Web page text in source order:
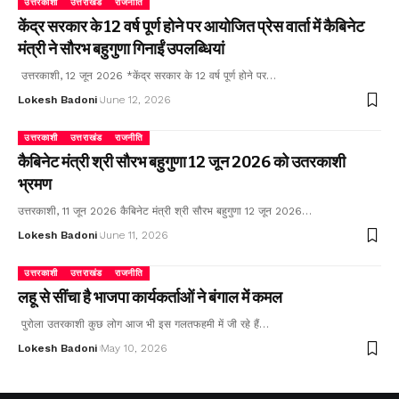
उत्तरकाशी उत्तराखंड राजनीति
केंद्र सरकार के 12 वर्ष पूर्ण होने पर आयोजित प्रेस वार्ता में कैबिनेट
मंत्री ने सौरभ बहुगुणा गिनाईं उपलब्धियां
उत्तरकाशी, 12 जून 2026 *केंद्र सरकार के 12 वर्ष पूर्ण होने पर…
Lokesh Badoni June 12, 2026
उत्तरकाशी उत्तराखंड राजनीति
कैबिनेट मंत्री श्री सौरभ बहुगुणा 12 जून 2026 को उतरकाशी
भ्रमण
उत्तरकाशी, 11 जून 2026 कैबिनेट मंत्री श्री सौरभ बहुगुणा 12 जून 2026…
Lokesh Badoni June 11, 2026
उत्तरकाशी उत्तराखंड राजनीति
लहू से सींचा है भाजपा कार्यकर्ताओं ने बंगाल में कमल
पुरोला उतरकाशी कुछ लोग आज भी इस गलतफहमी में जी रहे हैं…
Lokesh Badoni May 10, 2026